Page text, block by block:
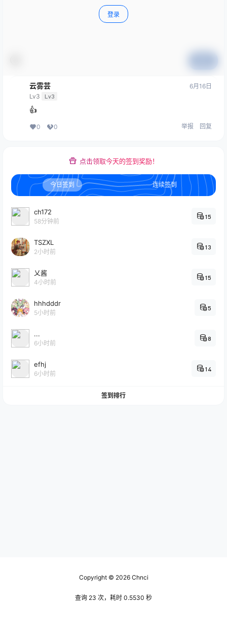
登录
云雾芸
Lv3 Lv3
6月16日
👍
0 0 举报 回复
点击领取今天的签到奖励！
今日签到 连续签到
ch172
58分钟前
15
TSZXL
2小时前
13
乂酱
4小时前
15
hhhdddr
5小时前
5
...
6小时前
8
efhj
6小时前
14
签到排行
Copyright © 2026Chnci
查询 23 次，耗时 0.5530 秒